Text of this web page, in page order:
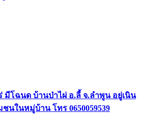
มีโฉนด บ้านป่าไผ่ อ.ลี้ จ.ลำพูน อยู่เนิน
นในหมู่บ้าน โทร 0650059539